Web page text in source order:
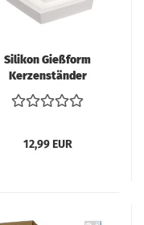
Silikon Gießform
Kerzenständer
Hexagon Rayher
12,99 EUR